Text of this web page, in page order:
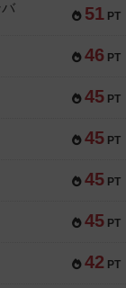
51 PT
46 PT
45 PT
45 PT
45 PT
45 PT
42 PT